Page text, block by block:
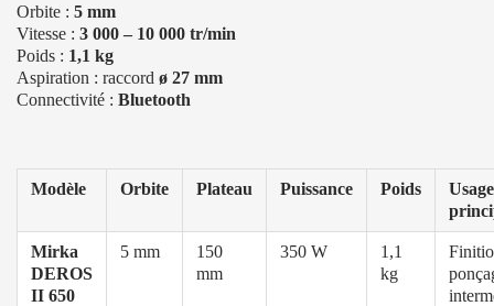
Orbite : 5 mm
Vitesse : 3 000 – 10 000 tr/min
Poids : 1,1 kg
Aspiration : raccord ø 27 mm
Connectivité : Bluetooth
Modèle Orbite Plateau Puissance Poids
Usage
Mirka
DEROS
II 650
5 mm
150
mm
350 W
1,1
kg